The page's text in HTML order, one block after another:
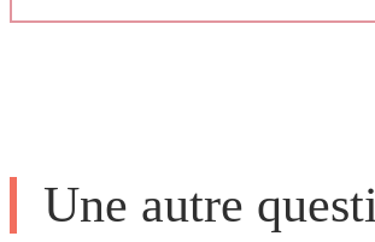
Une autre